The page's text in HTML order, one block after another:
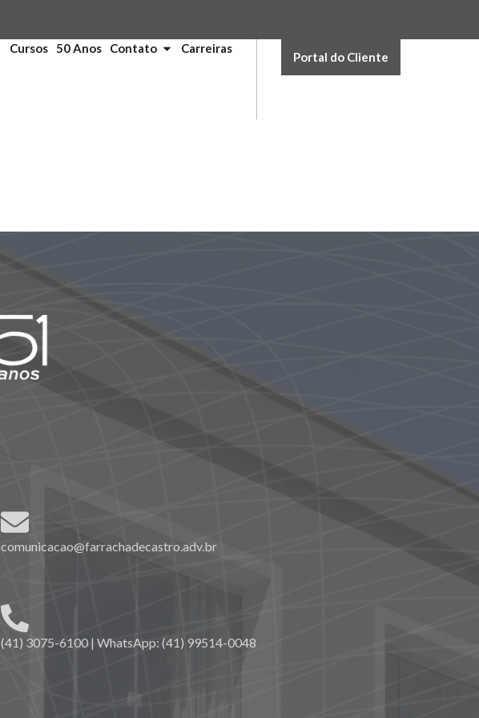
Cursos 50 Anos Contato Carreiras
Portal do Cliente
comunicacao@farrachadecastro.adv.br
(41) 3075-6100 | WhatsApp: (41) 99514-0048